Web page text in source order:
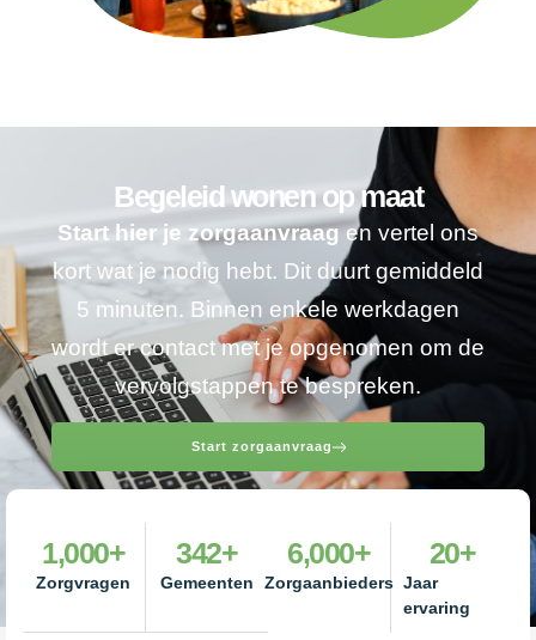
Begeleid wonen op maat
Start hier je zorgaanvraagen vertel ons
kort wat je nodig hebt. Dit duurt gemiddeld
5 minuten. Binnen enkele werkdagen
wordt er contact met je opgenomen om de
vervolgstappen te bespreken.
Start zorgaanvraag
Zorgvragen
1,000+
Gemeenten
342+
Zorgaanbieders
6,000+
Jaar
ervaring
20+